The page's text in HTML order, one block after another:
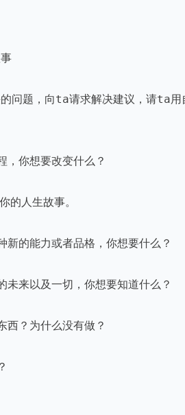
问题，向ta请求解决建议，请ta
你想要改变什么？
人生故事。
的能力或者品格，你想要什么？
来以及一切，你想要知道什么？
？为什么没有做？